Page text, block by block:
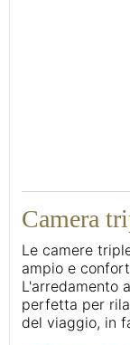
Camera
Le camere
ampio e
L'arredamento
perfetta per
del viaggio, in